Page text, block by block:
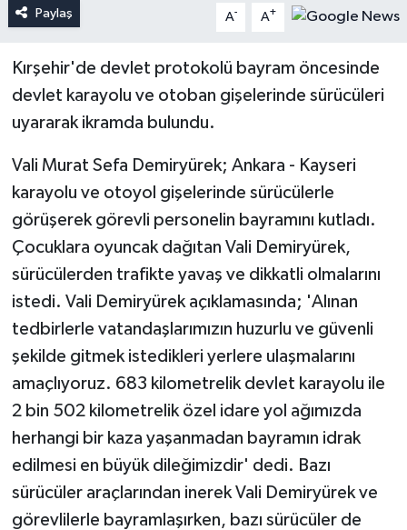
Paylaş A- A+
Kırşehir'de devlet protokolü bayram öncesinde
devlet karayolu ve otoban gişelerinde sürücüleri
uyararak ikramda bulundu.
Vali Murat Sefa Demiryürek; Ankara - Kayseri
karayolu ve otoyol gişelerinde sürücülerle
görüşerek görevli personelin bayramını kutladı.
Çocuklara oyuncak dağıtan Vali Demiryürek,
sürücülerden trafikte yavaş ve dikkatli olmalarını
istedi. Vali Demiryürek açıklamasında; 'Alınan
tedbirlerle vatandaşlarımızın huzurlu ve güvenli
şekilde gitmek istedikleri yerlere ulaşmalarını
amaçlıyoruz. 683 kilometrelik devlet karayolu ile
2 bin 502 kilometrelik özel idare yol ağımızda
herhangi bir kaza yaşanmadan bayramın idrak
edilmesi en büyük dileğimizdir' dedi. Bazı
sürücüler araçlarından inerek Vali Demiryürek ve
görevlilerle bayramlaşırken, bazı sürücüler de